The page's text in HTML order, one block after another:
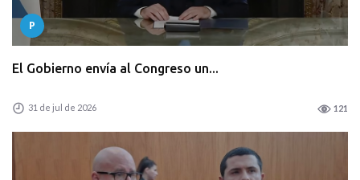
P
El Gobierno envía al Congreso un...
31 de jul de 2026 121